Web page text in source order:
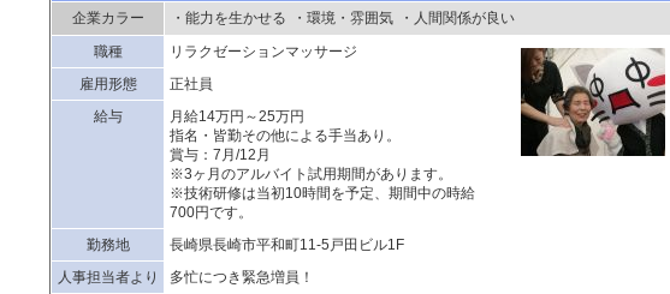
企業カラー ・能力を生かせる ・環境・雰囲気
・人間関係が良い
職種
リラクゼーションマッサージ
雇用形態
正社員
給与
月給14万円～25万円
指名・皆勤その他による手当あり。
賞与：7月/12月
※3ヶ月のアルバイト試用期間があります。
※技術研修は当初10時間を予定、期間中の時給
700円です。
勤務地
長崎県長崎市平和町11-5戸田ビル1F
人事担当者より
多忙につき緊急増員！